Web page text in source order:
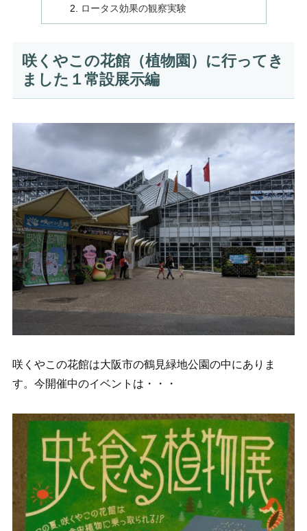
ロータス効果の観察実験
咲くやこの花館（植物園）に行ってき
ました１常設展示編
咲くやこの花館は大阪市の鶴見緑地公園の中にありま
す。今開催中のイベントは・・・